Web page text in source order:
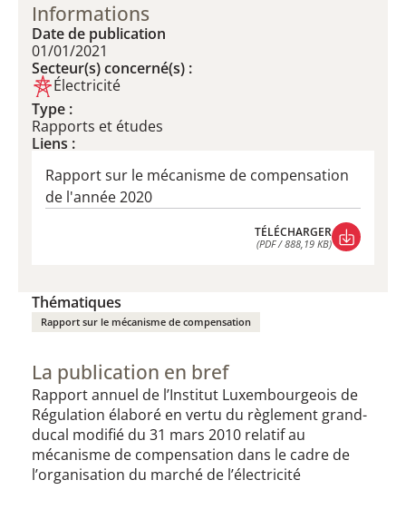
Informations
Date de publication
01/01/2021
Secteur(s) concerné(s) :
Électricité
Type :
Rapports et études
Liens :
Rapport sur le mécanisme de compensation
de l'année 2020
TÉLÉCHARGER
(PDF / 888,19 KB)
Thématiques
Rapport sur le mécanisme de compensation​​​​​​
La publication en bref
Rapport annuel de l’Institut Luxembourgeois de
Régulation élaboré en vertu du règlement grand-
ducal modifié du 31 mars 2010 relatif au
mécanisme de compensation dans le cadre de
l’organisation du marché de l’électricité